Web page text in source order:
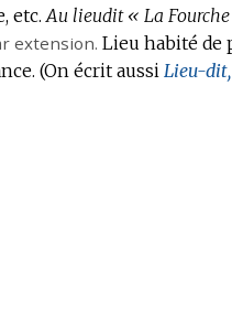
etc. Au lieudit « La
extension. Lieu habité de
(On écrit aussi Lieu-dit,